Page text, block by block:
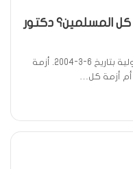
كل المسلمين؟ دكتور
نقلا عن الحياة الدولية بتاريخ 6-3-2004. أزمة
أم أزمة كل…